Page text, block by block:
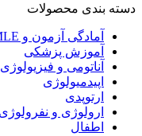
دسته بندی محصولات
آمادگی آزمون و USMLE
آموزش پزشکی
آناتومی و فیزیولوژی
اپیدمیولوژی
ارتوپدی
ارولوژی و نفرولوژی
اطفال